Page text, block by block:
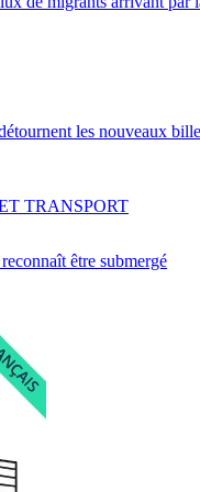
les nouveaux
être submergé
TRANSPORT